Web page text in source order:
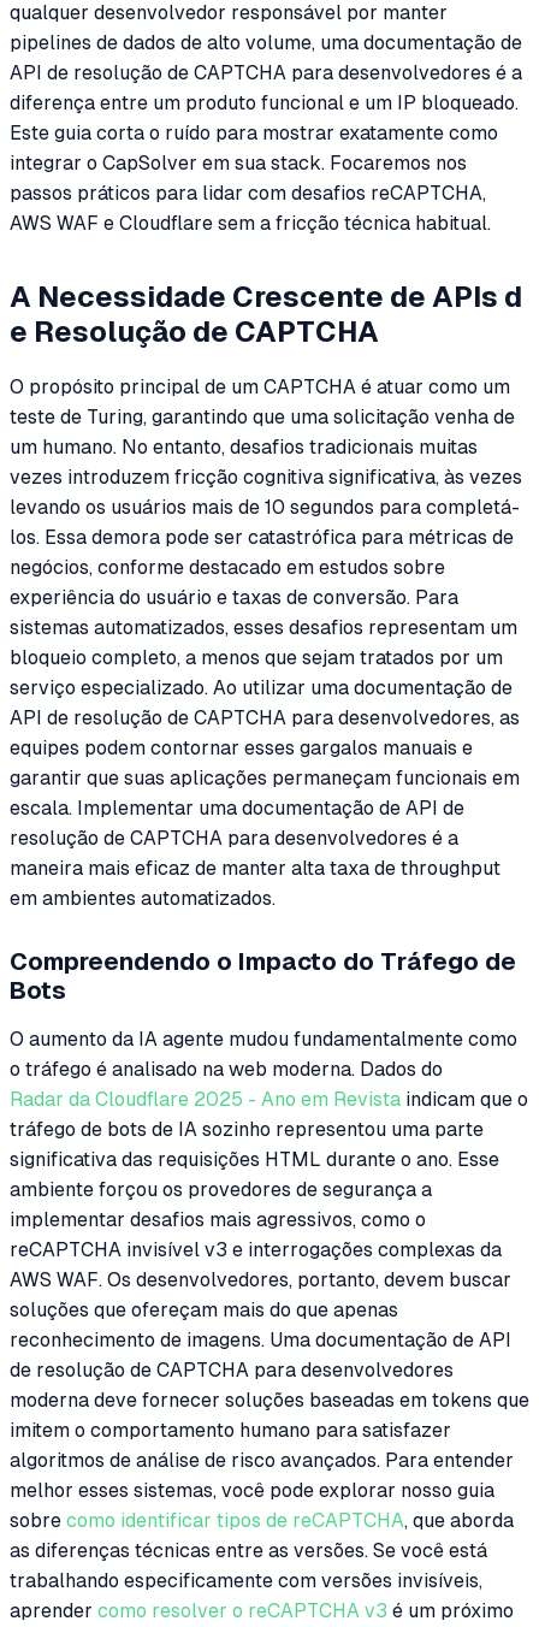
qualquer desenvolvedor responsável por manter
pipelines de dados de alto volume, uma documentação de
API de resolução de CAPTCHA para desenvolvedores é a
diferença entre um produto funcional e um IP bloqueado.
Este guia corta o ruído para mostrar exatamente como
integrar o CapSolver em sua stack. Focaremos nos
passos práticos para lidar com desafios reCAPTCHA,
AWS WAF e Cloudflare sem a fricção técnica habitual.
A Necessidade Crescente de APIs d
e Resolução de CAPTCHA
O propósito principal de um CAPTCHA é atuar como um
teste de Turing, garantindo que uma solicitação venha de
um humano. No entanto, desafios tradicionais muitas
vezes introduzem fricção cognitiva significativa, às vezes
levando os usuários mais de 10 segundos para completá-
los. Essa demora pode ser catastrófica para métricas de
negócios, conforme destacado em estudos sobre
experiência do usuário e taxas de conversão. Para
sistemas automatizados, esses desafios representam um
bloqueio completo, a menos que sejam tratados por um
serviço especializado. Ao utilizar uma documentação de
API de resolução de CAPTCHA para desenvolvedores, as
equipes podem contornar esses gargalos manuais e
garantir que suas aplicações permaneçam funcionais em
escala. Implementar uma documentação de API de
resolução de CAPTCHA para desenvolvedores é a
maneira mais eficaz de manter alta taxa de throughput
em ambientes automatizados.
Compreendendo o Impacto do Tráfego de
Bots
O aumento da IA agente mudou fundamentalmente como
o tráfego é analisado na web moderna. Dados do
Radar da Cloudflare 2025 - Ano em Revista indicam que o
tráfego de bots de IA sozinho representou uma parte
significativa das requisições HTML durante o ano. Esse
ambiente forçou os provedores de segurança a
implementar desafios mais agressivos, como o
reCAPTCHA invisível v3 e interrogações complexas da
AWS WAF. Os desenvolvedores, portanto, devem buscar
soluções que ofereçam mais do que apenas
reconhecimento de imagens. Uma documentação de API
de resolução de CAPTCHA para desenvolvedores
moderna deve fornecer soluções baseadas em tokens que
imitem o comportamento humano para satisfazer
algoritmos de análise de risco avançados. Para entender
melhor esses sistemas, você pode explorar nosso guia
sobre como identificar tipos de reCAPTCHA, que aborda
as diferenças técnicas entre as versões. Se você está
trabalhando especificamente com versões invisíveis,
aprender como resolver o reCAPTCHA v3 é um próximo